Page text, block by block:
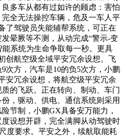
多车从都有过如许的顾虑：害怕
全无法操控车辆，危及一车人平
了驾驶员失能辅帮系统，可正在
晕厥等不测，从动完成“警示-变
系统为生命争取每一秒。更具
创航空级全域平安冗余设想。飞
次方，汽车是10的负5次方，小鹏
安冗余设想，将航空级平安冗余
的飞跃。正在转向、制动、车门
，驱动、供电、通信系统则采用
节制，小鹏GX具备安万能力，
设想开辟，完全满脚从动驾驶时
度要求。平安之外，续航取能耗